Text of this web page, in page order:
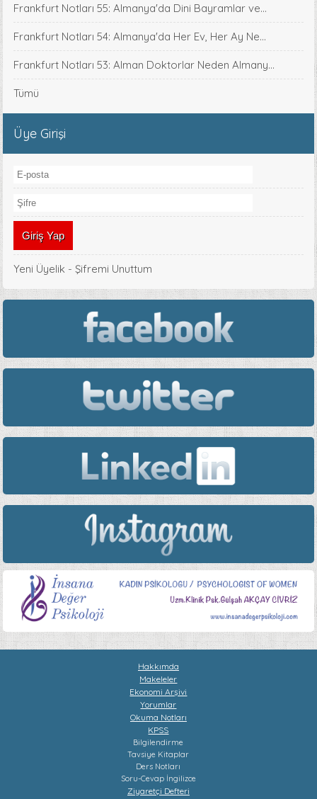
Frankfurt Notları 55: Almanya'da Dini Bayramlar ve...
Frankfurt Notları 54: Almanya'da Her Ev, Her Ay Ne...
Frankfurt Notları 53: Alman Doktorlar Neden Almany...
Tümü
Üye Girişi
Yeni Üyelik -Şifremi Unuttum
Hakkımda
Makeleler
Ekonomi Arşivi
Yorumlar
Okuma Notları
KPSS
Bilgilendirme
Tavsiye Kitaplar
Ders Notları
Soru-Cevap İngilizce
Ziyaretçi Defteri